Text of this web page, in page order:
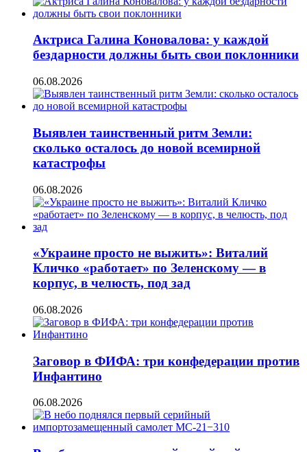
Актриса Галина Коновалова: у каждой
бездарности должны быть свои поклонники
06.08.2026
Выявлен таинственный ритм Земли:
сколько осталось до новой всемирной
катастрофы
06.08.2026
«Украине просто не выжить»: Виталий
Кличко «работает» по Зеленскому — в
корпус, в челюсть, под зад
06.08.2026
Заговор в ФИФА: три конфедерации против
Инфантино
06.08.2026